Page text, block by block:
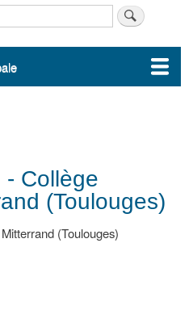
Collège
(Toulouges)
(Toulouges)